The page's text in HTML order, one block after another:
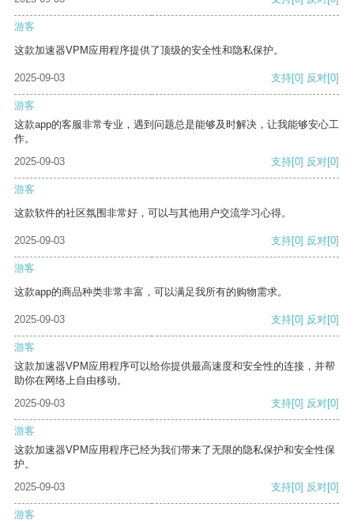
游客
这款加速器VPM应用程序提供了顶级的安全性和隐私保护。
2025-09-03 支持[0] 反对[0]
游客
这款app的客服非常专业，遇到问题总是能够及时解决，让我能够安心工
作。
2025-09-03
支持[0] 反对[0]
游客
这款软件的社区氛围非常好，可以与其他用户交流学习心得。
2025-09-03 支持[0] 反对[0]
游客
这款app的商品种类非常丰富，可以满足我所有的购物需求。
2025-09-03 支持[0] 反对[0]
游客
这款加速器VPM应用程序可以给你提供最高速度和安全性的连接，并帮
助你在网络上自由移动。
2025-09-03
支持[0] 反对[0]
游客
这款加速器VPM应用程序已经为我们带来了无限的隐私保护和安全性保
护。
2025-09-03
支持[0] 反对[0]
游客